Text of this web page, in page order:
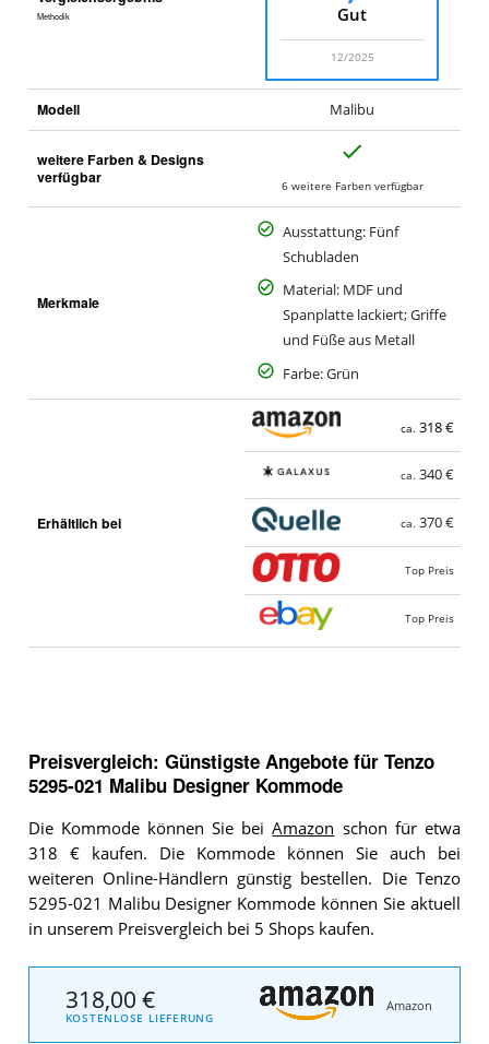
Methodik Gut
12/2025
Modell Malibu
weitere Farben & Designs
verfügbar
6 weitere Farben verfügbar
Merkmale
Ausstattung: Fünf
Schubladen
Material: MDF und
Spanplatte lackiert; Griffe
und Füße aus Metall
Farbe: Grün
Erhältlich bei
ca. 318 €
ca. 340 €
ca. 370 €
Top Preis
Top Preis
Preisvergleich: Günstigste Angebote für Tenzo
5295-021 Malibu Designer Kommode
Die Kommode können Sie beiAmazon schon für etwa
318 € kaufen. Die Kommode können Sie auch bei
weiteren Online-Händlern günstig bestellen. Die Tenzo
5295-021 Malibu Designer Kommode können Sie aktuell
in unserem Preisvergleich bei 5 Shops kaufen.
318,00 €
KOSTENLOSE LIEFERUNG
Amazon